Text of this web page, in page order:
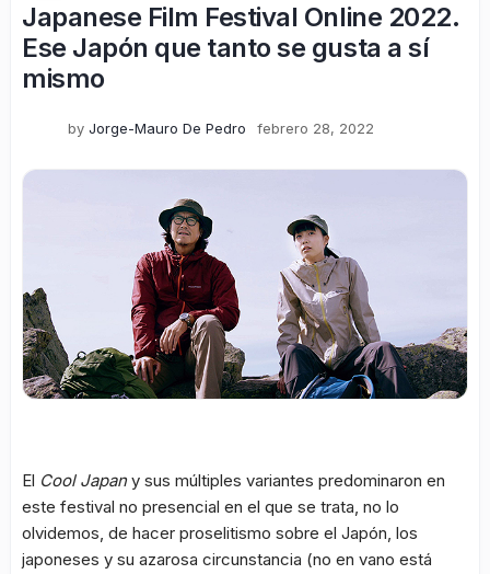
Japanese Film Festival Online 2022.
Ese Japón que tanto se gusta a sí
mismo
by Jorge-Mauro De Pedro febrero 28, 2022
El Cool Japany sus múltiples variantes predominaron en
este festival no presencial en el que se trata, no lo
olvidemos, de hacer proselitismo sobre el Japón, los
japoneses y su azarosa circunstancia (no en vano está